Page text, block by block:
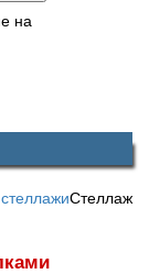
на
Стеллаж